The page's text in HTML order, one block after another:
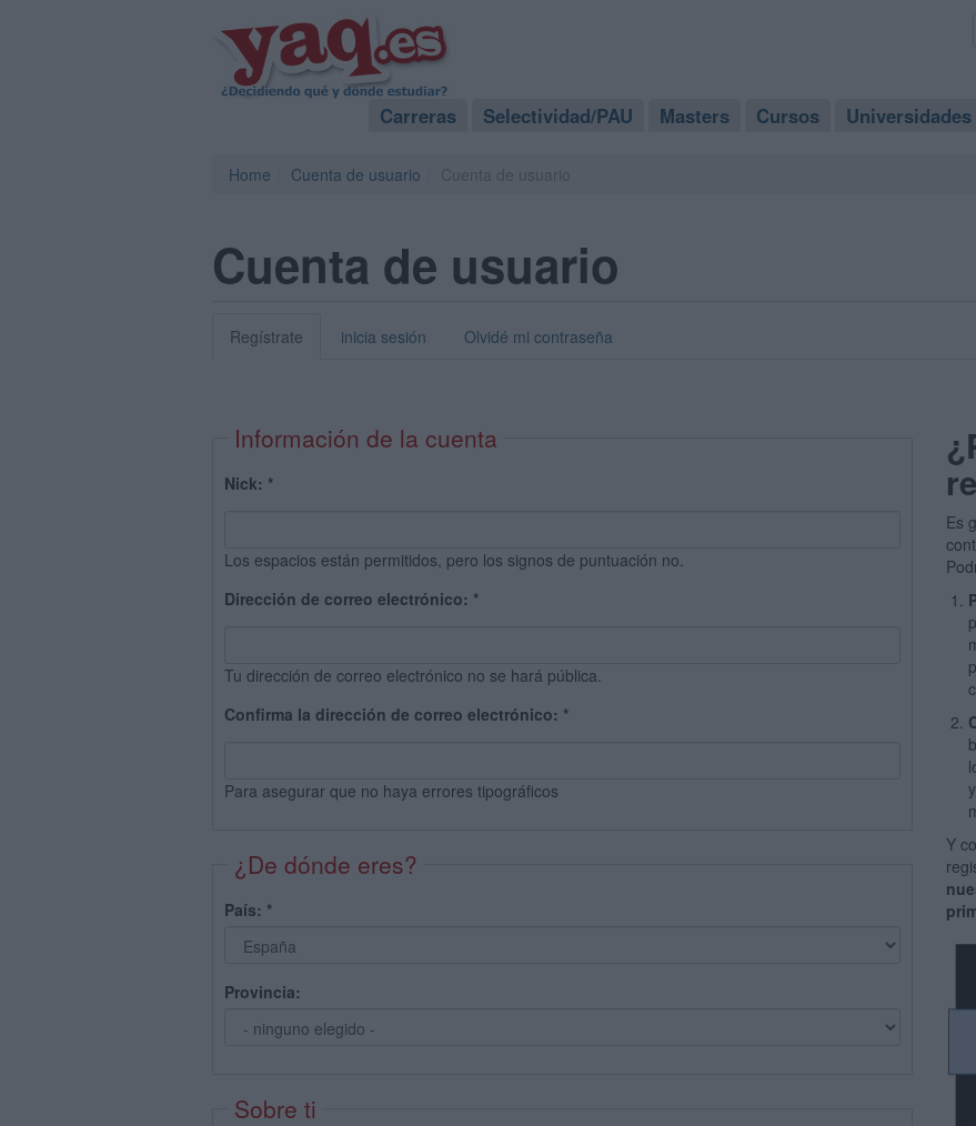
Carreras Selectividad/PAU Masters Cursos Universidades
Home Cuenta de usuario
Cuenta de usuario
Regístrate inicia sesión Olvidé mi contraseña
Información de la cuenta
Nick: *
Los espacios están permitidos, pero los signos de puntuación no.
Dirección de correo electrónico: *
Tu dirección de correo electrónico no se hará pública.
Confirma la dirección de correo electrónico: *
Para asegurar que no haya errores tipográficos
¿De dónde eres?
País: *
Provincia:
Sobre ti
Es
Y